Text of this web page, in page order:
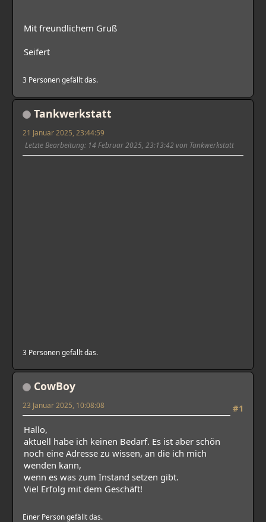
Mit freundlichem Gruß
Seifert
3 Personen gefällt das.
Tankwerkstatt
21 Januar 2025, 23:44:59
Letzte Bearbeitung: 14 Februar 2025, 23:13:42 von Tankwerkstatt
3 Personen gefällt das.
CowBoy
#1
23 Januar 2025, 10:08:08
Hallo,
aktuell habe ich keinen Bedarf. Es ist aber schön
noch eine Adresse zu wissen, an die ich mich
wenden kann,
wenn es was zum Instand setzen gibt.
Viel Erfolg mit dem Geschäft!
Einer Person gefällt das.